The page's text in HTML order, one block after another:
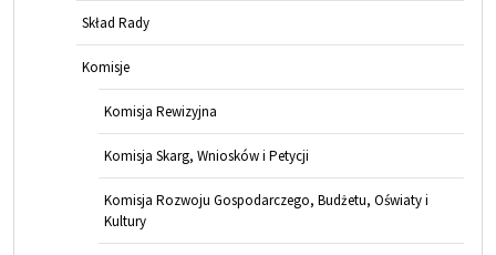
Skład Rady
Komisje
Komisja Rewizyjna
Komisja Skarg, Wniosków i Petycji
Komisja Rozwoju Gospodarczego, Budżetu, Oświaty i
Kultury